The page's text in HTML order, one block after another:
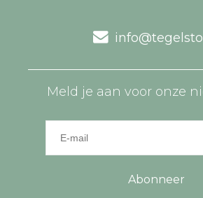
Meld je aan voor onze
Abonneer